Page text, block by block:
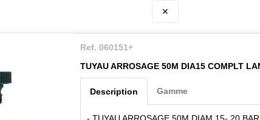
✕
Ref. 060151+
TUYAU ARROSAGE 50M DIA15 COMPLT
Description
- TUYAU ARROSAGE 50M DIAM 15- 20
Gamme